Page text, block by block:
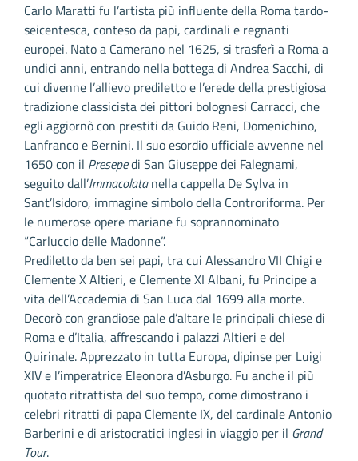
Carlo Maratti fu l’artista più influente della Roma tardo-
seicentesca, conteso da papi, cardinali e regnanti
europei. Nato a Camerano nel 1625, si trasferì a Roma a
undici anni, entrando nella bottega di Andrea Sacchi, di
cui divenne l’allievo prediletto e l’erede della prestigiosa
tradizione classicista dei pittori bolognesi Carracci, che
egli aggiornò con prestiti da Guido Reni, Domenichino,
Lanfranco e Bernini. Il suo esordio ufficiale avvenne nel
1650 con il Presepedi San Giuseppe dei Falegnami,
seguito dall’Immacolatanella cappella De Sylva in
Sant’Isidoro, immagine simbolo della Controriforma. Per
le numerose opere mariane fu soprannominato
“Carluccio delle Madonne”.
Prediletto da ben sei papi, tra cui Alessandro VII Chigi e
Clemente X Altieri, e Clemente XI Albani, fu Principe a
vita dell’Accademia di San Luca dal 1699 alla morte.
Decorò con grandiose pale d’altare le principali chiese di
Roma e d’Italia, affrescando i palazzi Altieri e del
Quirinale. Apprezzato in tutta Europa, dipinse per Luigi
XIV e l’imperatrice Eleonora d’Asburgo. Fu anche il più
quotato ritrattista del suo tempo, come dimostrano i
celebri ritratti di papa Clemente IX, del cardinale Antonio
Barberini e di aristocratici inglesi in viaggio per il Grand
Tour.